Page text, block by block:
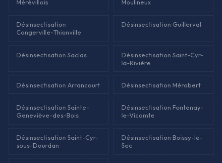
Mérévillois
Moulineux
Désinsectisation
Congerville-Thionville
Désinsectisation Guillerval
Désinsectisation Saclas
Désinsectisation Saint-Cyr-
la-Rivière
Désinsectisation Arrancourt Désinsectisation Mérobert
Désinsectisation Sainte-
Geneviève-des-Bois
Désinsectisation Fontenay-
le-Vicomte
Désinsectisation Saint-Cyr-
sous-Dourdan
Désinsectisation Boissy-le-
Sec